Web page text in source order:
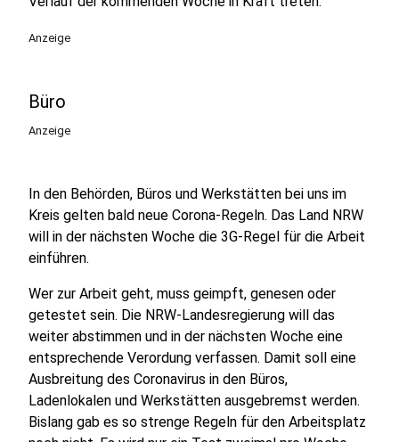
Anzeige
Büro
Anzeige
In den Behörden, Büros und Werkstätten bei uns im
Kreis gelten bald neue Corona-Regeln. Das Land NRW
will in der nächsten Woche die 3G-Regel für die Arbeit
einführen.
Wer zur Arbeit geht, muss geimpft, genesen oder
getestet sein. Die NRW-Landesregierung will das
weiter abstimmen und in der nächsten Woche eine
entsprechende Verordung verfassen. Damit soll eine
Ausbreitung des Coronavirus in den Büros,
Ladenlokalen und Werkstätten ausgebremst werden.
Bislang gab es so strenge Regeln für den Arbeitsplatz